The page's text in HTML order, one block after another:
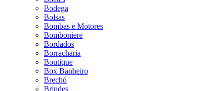
Bodega
Bolsas
Bombas e Motores
Bomboniere
Bordados
Borracharia
Boutique
Box Banheiro
Brechó
Brindes